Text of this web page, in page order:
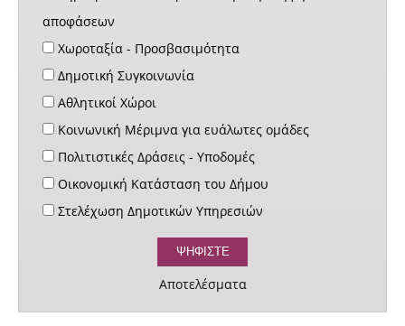
αποφάσεων
Χωροταξία - Προσβασιμότητα
Δημοτική Συγκοινωνία
Αθλητικοί Χώροι
Κοινωνική Μέριμνα για ευάλωτες ομάδες
Πολιτιστικές Δράσεις - Υποδομές
Οικονομική Κατάσταση του Δήμου
Στελέχωση Δημοτικών Υπηρεσιών
Αποτελέσματα